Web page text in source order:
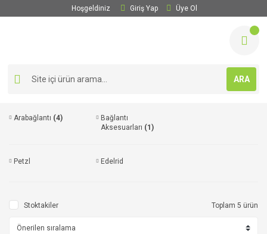
Hoşgeldiniz Giriş Yap Üye Ol
ARA
Arabağlantı (4)
Bağlantı
Aksesuarları (1)
Petzl Edelrid
Stoktakiler Toplam 5 ürün